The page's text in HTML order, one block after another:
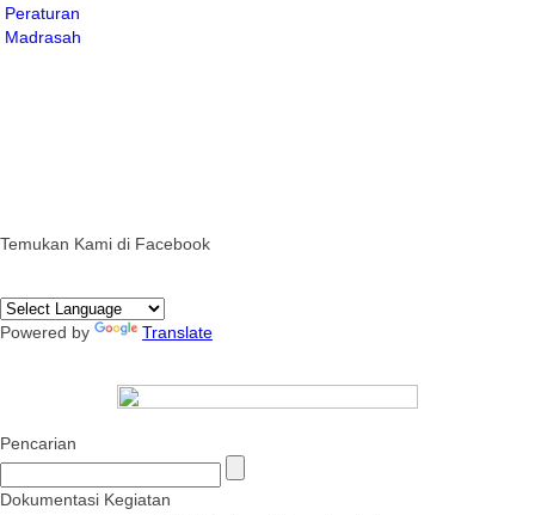
Temukan Kami di Facebook
Powered by Translate
Pencarian
Dokumentasi Kegiatan